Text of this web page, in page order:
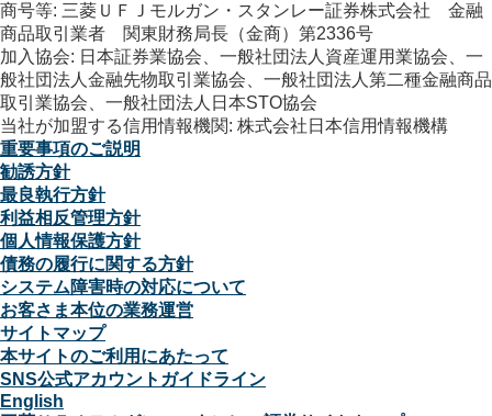
商号等: 三菱ＵＦＪモルガン・スタンレー証券株式会社 金融
商品取引業者 関東財務局長（金商）第2336号
加入協会: 日本証券業協会、一般社団法人資産運用業協会、一
般社団法人金融先物取引業協会、一般社団法人第二種金融商品
取引業協会、一般社団法人日本STO協会
当社が加盟する信用情報機関: 株式会社日本信用情報機構
重要事項のご説明
勧誘方針
最良執行方針
利益相反管理方針
個人情報保護方針
債務の履行に関する方針
システム障害時の対応について
お客さま本位の業務運営
サイトマップ
本サイトのご利用にあたって
SNS公式アカウントガイドライン
English